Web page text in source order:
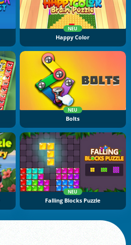
NEU
Happy Color
NEU
Bolts
NEU
Falling Blocks Puzzle